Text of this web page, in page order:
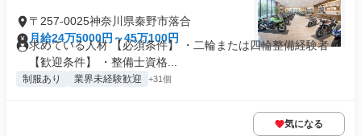
〒257-0025神奈川県秦野市落合
月給24万5000円～45万100円
求めている人材 【必須条件】 ・二輪または四輪整備経験者
【歓迎条件】 ・整備士資格...
制服あり 業界未経験歓迎 +31個
気になる